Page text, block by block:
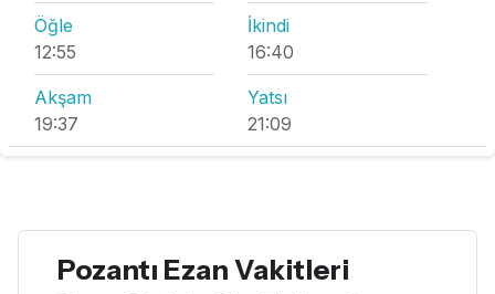
Öğle
12:55
İkindi
16:40
Akşam
19:37
Yatsı
21:09
Pozantı Ezan Vakitleri